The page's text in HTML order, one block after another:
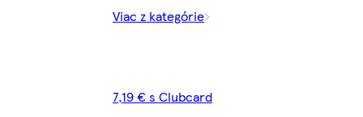
Viac z kategórie
7,19 € s Clubcard